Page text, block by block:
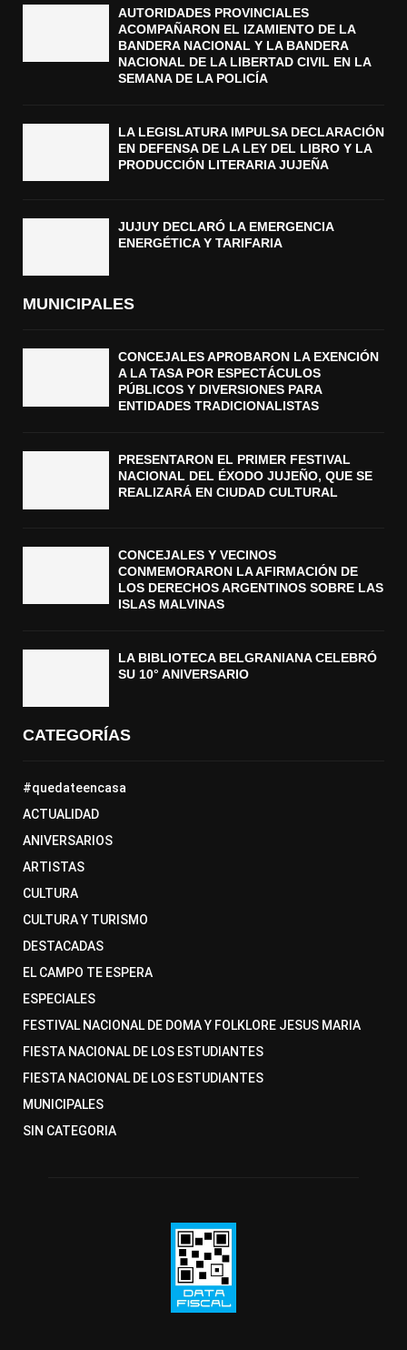
AUTORIDADES PROVINCIALES
ACOMPAÑARON EL IZAMIENTO DE LA
BANDERA NACIONAL Y LA BANDERA
NACIONAL DE LA LIBERTAD CIVIL EN LA
SEMANA DE LA POLICÍA
LA LEGISLATURA IMPULSA DECLARACIÓN
EN DEFENSA DE LA LEY DEL LIBRO Y LA
PRODUCCIÓN LITERARIA JUJEÑA
JUJUY DECLARÓ LA EMERGENCIA
ENERGÉTICA Y TARIFARIA
MUNICIPALES
CONCEJALES APROBARON LA EXENCIÓN
A LA TASA POR ESPECTÁCULOS
PÚBLICOS Y DIVERSIONES PARA
ENTIDADES TRADICIONALISTAS
PRESENTARON EL PRIMER FESTIVAL
NACIONAL DEL ÉXODO JUJEÑO, QUE SE
REALIZARÁ EN CIUDAD CULTURAL
CONCEJALES Y VECINOS
CONMEMORARON LA AFIRMACIÓN DE
LOS DERECHOS ARGENTINOS SOBRE LAS
ISLAS MALVINAS
LA BIBLIOTECA BELGRANIANA CELEBRÓ
SU 10° ANIVERSARIO
CATEGORÍAS
#quedateencasa
ACTUALIDAD
ANIVERSARIOS
ARTISTAS
CULTURA
CULTURA Y TURISMO
DESTACADAS
EL CAMPO TE ESPERA
ESPECIALES
FESTIVAL NACIONAL DE DOMA Y FOLKLORE JESUS MARIA
FIESTA NACIONAL DE LOS ESTUDIANTES
FIESTA NACIONAL DE LOS ESTUDIANTES
MUNICIPALES
SIN CATEGORIA